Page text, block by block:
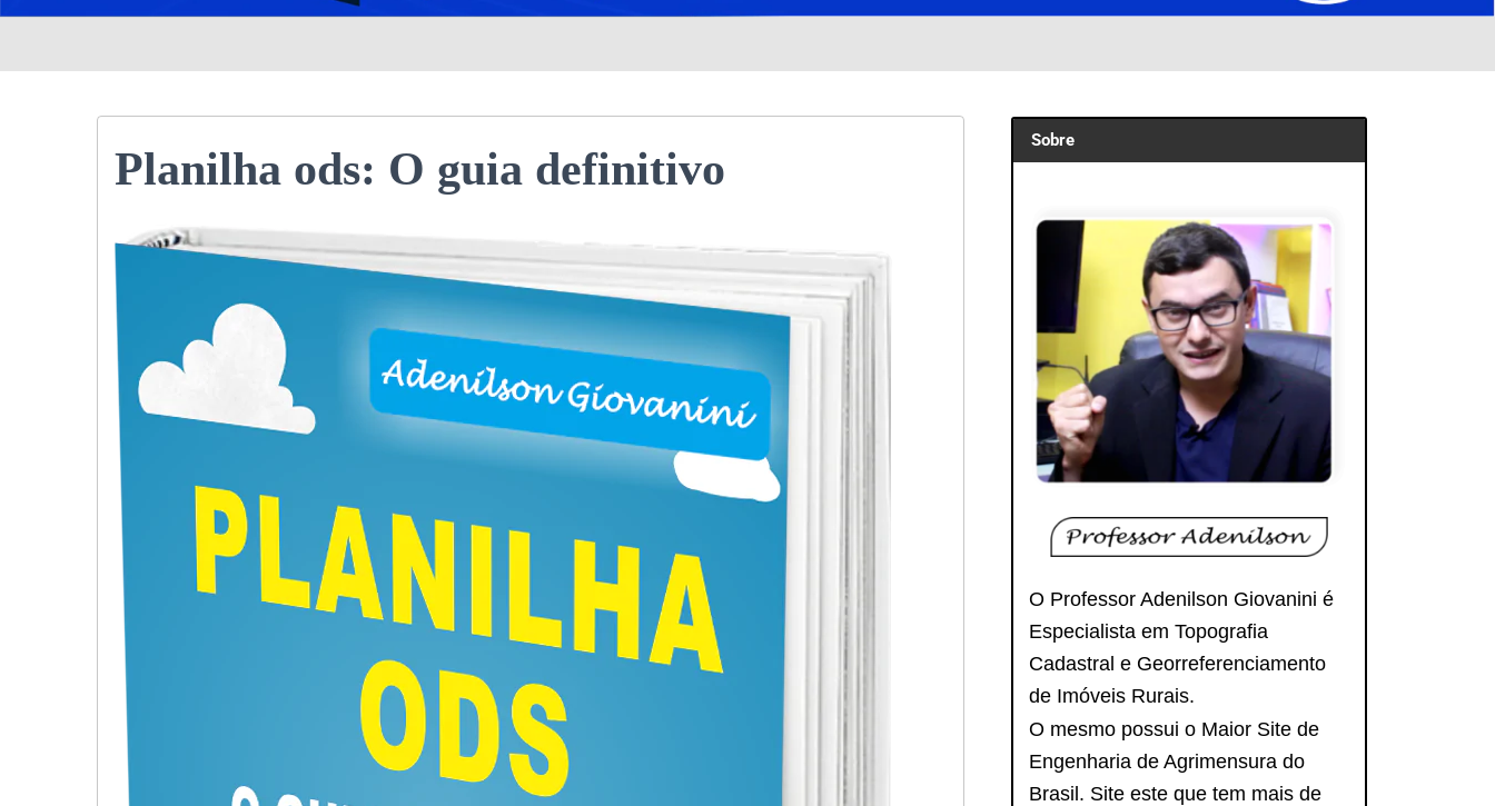
Planilha ods: O guia definitivo
Sobre
O Professor Adenilson Giovanini é
Especialista em Topografia
Cadastral e Georreferenciamento
de Imóveis Rurais.
O mesmo possui o Maior Site de
Engenharia de Agrimensura do
Brasil. Site este que tem mais de